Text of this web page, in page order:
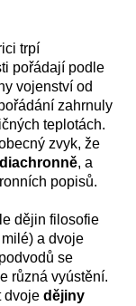
trpí
pořádají podle
vojenství od
zahrnuly
teplotách.
zvyk, že
diachronně, a
popisů.
dějin filosofie
a dvoje
se
různá vyústění.
dvoje dějiny